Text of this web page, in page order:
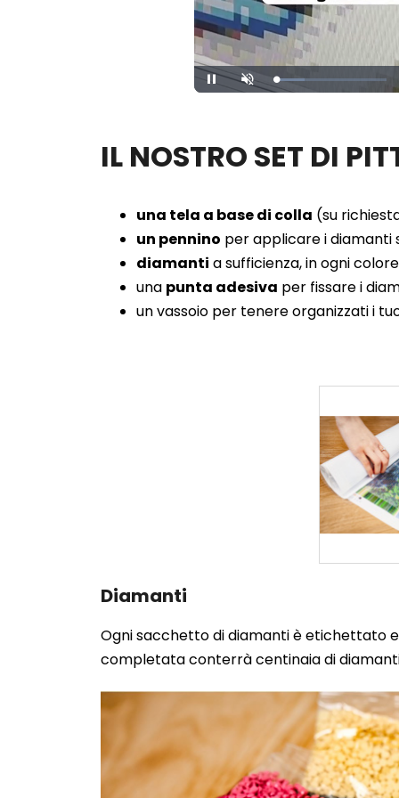
Pause Unmute Loaded:
27.08%
IL NOSTRO SET DI
una tela a base di colla (su
un pennino per applicare i diamanti
diamanti a sufficienza, in ogni
una punta adesiva per fissare i
un vassoio per tenere organizzati i
Diamanti
Ogni sacchetto di diamanti è etichettato
completata conterrà centinaia di